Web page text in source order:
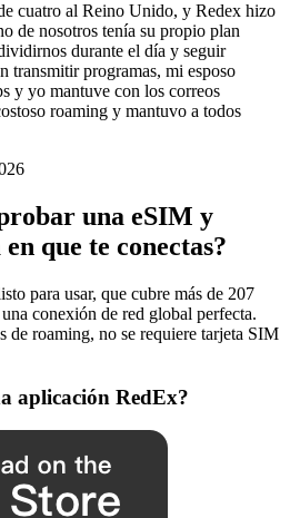
cuatro al Reino Unido, y Redex hizo
de nosotros tenía su propio plan
durante el día y seguir
transmitir programas, mi esposo
y yo mantuve con los correos
roaming y mantuvo a todos
una eSIM y
que te conectas?
para usar, que cubre más de 207
conexión de red global perfecta.
de roaming, no se requiere tarjeta SIM
aplicación RedEx?